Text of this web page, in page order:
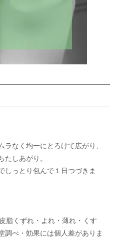
ラなく均一にとろけて広がり、
たしあがり。
しっとり包んで１日つづきま
脂くずれ・よれ・薄れ・くす
調べ・効果には個人差がありま